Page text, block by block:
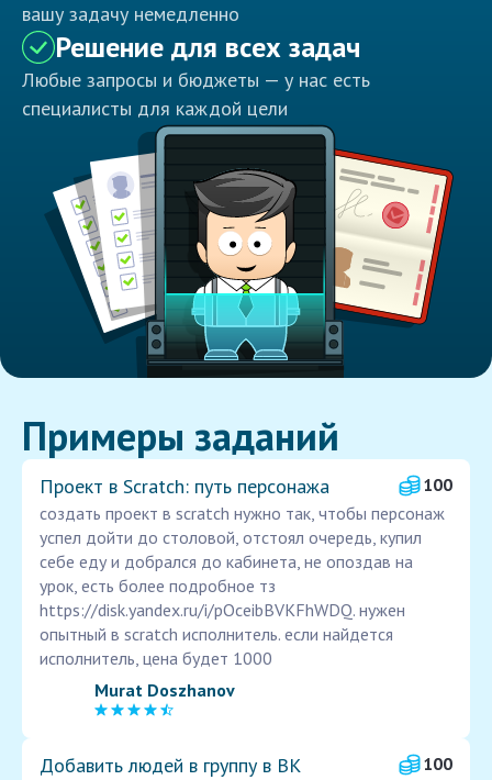
вашу задачу немедленно
Решение для всех задач
Любые запросы и бюджеты — у нас есть
специалисты для каждой цели
Примеры заданий
Проект в Scratch: путь персонажа
100
создать проект в scratch нужно так, чтобы персонаж
успел дойти до столовой, отстоял очередь, купил
себе еду и добрался до кабинета, не опоздав на
урок, есть более подробное тз
https://disk.yandex.ru/i/pOceibBVKFhWDQ. нужен
опытный в scratch исполнитель. если найдется
исполнитель, цена будет 1000
Murat Doszhanov
Добавить людей в группу в ВК
100